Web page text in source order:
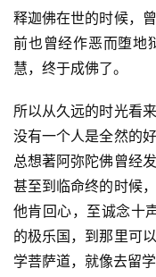
释迦佛在世的时候，
前也曾经作恶而堕地
慧，终于成佛了。
所以从久远的时光看
没有一个人是全然的
总想著阿弥陀佛曾经
甚至到临命终的时候
他肯回心，至诚念十
的极乐国，到那里可
学菩萨道，就像去留